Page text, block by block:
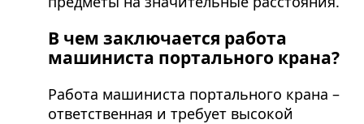
В чем заключается работа
машиниста портального крана?
Работа машиниста портального крана –
ответственная и требует высокой